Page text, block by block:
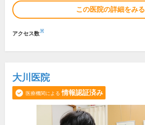
この医院の詳細をみる
アクセス数※
大川医院
医療機関による 情報認証済み